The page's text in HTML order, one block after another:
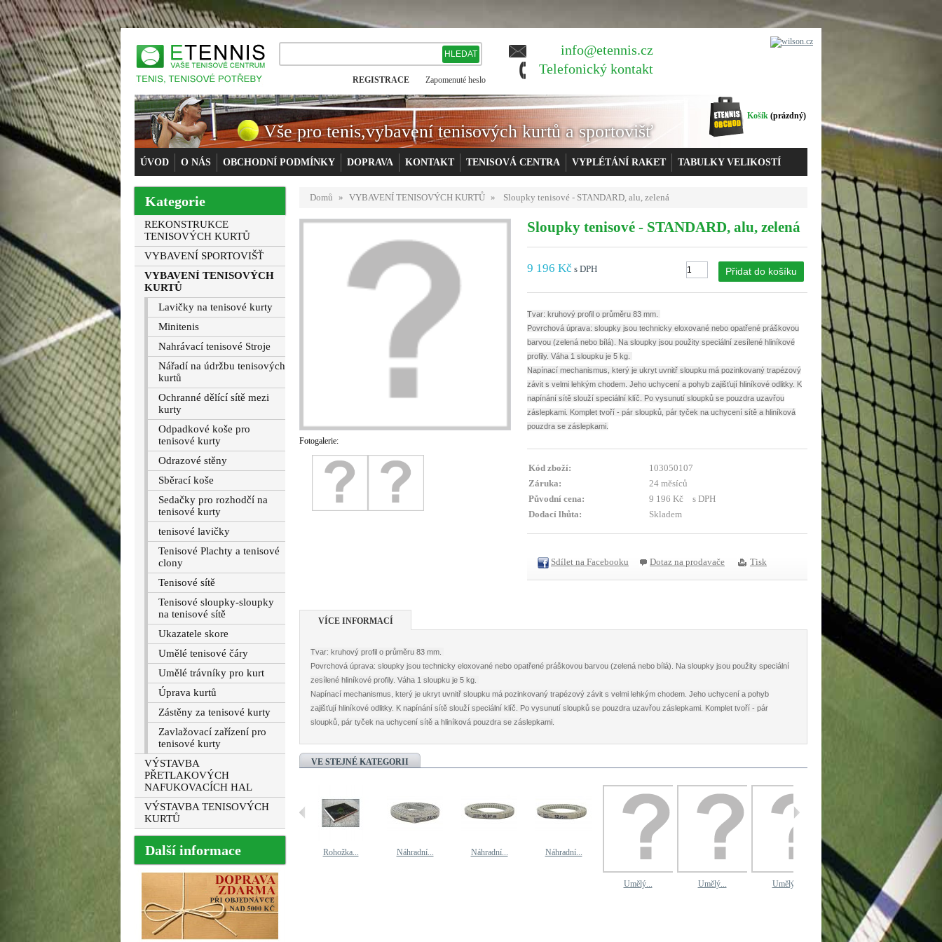
info@etennis.cz
Telefonický kontakt
REGISTRACE Zapomenuté heslo
Košík (prázdný)
ÚVOD O NÁS OBCHODNÍ PODMÍNKY DOPRAVA KONTAKT TENISOVÁ CENTRA VYPLÉTÁNÍ RAKET TABULKY VELIKOSTÍ
Vše pro tenis,vybavení tenisových kurtů a sportovišť
Kategorie
REKONSTRUKCE
TENISOVÝCH KURTŮ
VYBAVENÍ SPORTOVIŠŤ
VYBAVENÍ TENISOVÝCH
KURTŮ
Lavičky na tenisové kurty
Minitenis
Nahrávací tenisové Stroje
Nářadí na údržbu tenisových
kurtů
Ochranné dělící sítě mezi
kurty
Odpadkové koše pro
tenisové kurty
Odrazové stěny
Sběrací koše
Sedačky pro rozhodčí na
tenisové kurty
tenisové lavičky
Tenisové Plachty a tenisové
clony
Tenisové sítě
Tenisové sloupky-sloupky
na tenisové sítě
Ukazatele skore
Umělé tenisové čáry
Umělé trávníky pro kurt
Úprava kurtů
Zástěny za tenisové kurty
Zavlažovací zařízení pro
tenisové kurty
VÝSTAVBA
PŘETLAKOVÝCH
NAFUKOVACÍCH HAL
VÝSTAVBA TENISOVÝCH
KURTŮ
Další informace
Domů » VYBAVENÍ TENISOVÝCH KURTŮ » Sloupky tenisové - STANDARD, alu, zelená
Fotogalerie:
Sloupky tenisové - STANDARD, alu, zelená
9 196 Kč s DPH
Tvar: kruhový profil o průměru 83 mm.
Povrchová úprava: sloupky jsou technicky eloxované nebo opatřené práškovou
barvou (zelená nebo bílá). Na sloupky jsou použity speciální zesílené hliníkové
profily. Váha 1 sloupku je 5 kg.
Napínací mechanismus, který je ukryt uvnitř sloupku má pozinkovaný trapézový
závit s velmi lehkým chodem. Jeho uchycení a pohyb zajišťují hliníkové odlitky. K
napínání sítě slouží speciální klíč. Po vysunutí sloupků se pouzdra uzavřou
záslepkami. Komplet tvoří - pár sloupků, pár tyček na uchycení sítě a hliníková
pouzdra se záslepkami.
Kód zboží:
103050107
Záruka:
24 měsíců
Původní cena:
9 196 Kč
s DPH
Dodací lhůta:
Skladem
Sdílet na Facebooku Dotaz na prodavače Tisk
VÍCE INFORMACÍ
Tvar: kruhový profil o průměru 83 mm.
Povrchová úprava: sloupky jsou technicky eloxované nebo opatřené práškovou barvou (zelená nebo bílá). Na sloupky jsou použity speciální
zesílené hliníkové profily. Váha 1 sloupku je 5 kg.
Napínací mechanismus, který je ukryt uvnitř sloupku má pozinkovaný trapézový závit s velmi lehkým chodem. Jeho uchycení a pohyb
zajišťují hliníkové odlitky. K napínání sítě slouží speciální klíč. Po vysunutí sloupků se pouzdra uzavřou záslepkami. Komplet tvoří - pár
sloupků, pár tyček na uchycení sítě a hliníková pouzdra se záslepkami.
VE STEJNÉ KATEGORII
Koště na... Rohožka... Náhradní... Náhradní... Náhradní...
Umělý... Umělý... Umělý... Umělý...